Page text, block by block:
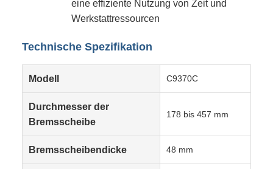
eine effiziente Nutzung von Zeit und
Werkstattressourcen
Technische Spezifikation
Modell C9370C
Durchmesser der
Bremsscheibe
178 bis 457 mm
Bremsscheibendicke 48 mm